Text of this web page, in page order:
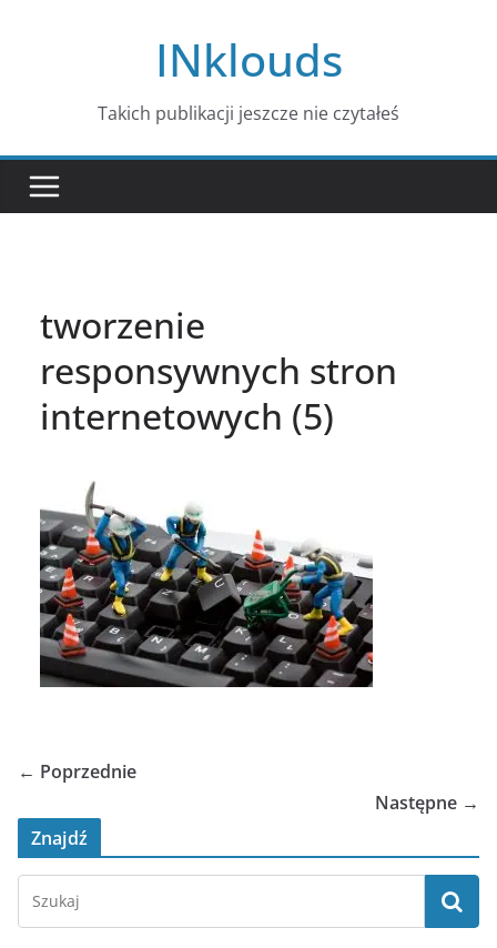
INklouds
Takich publikacji jeszcze nie czytałeś
tworzenie
responsywnych stron
internetowych (5)
← Poprzednie
Następne →
Znajdź